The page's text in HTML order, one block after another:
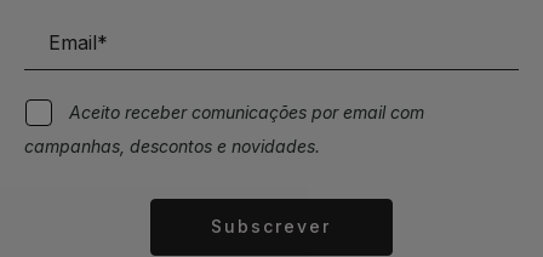
Aceito receber comunicações por email com
campanhas, descontos e novidades.
Subscrever